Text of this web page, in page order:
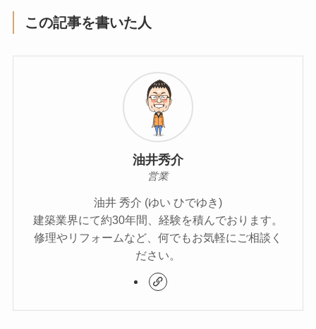
この記事を書いた人
油井秀介
営業
油井 秀介 (ゆい ひでゆき)
建築業界にて約30年間、経験を積んでおります。
修理やリフォームなど、何でもお気軽にご相談く
ださい。